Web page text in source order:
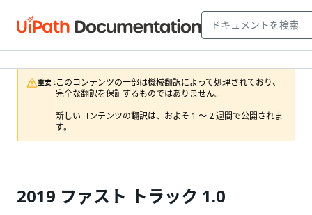
重要 :このコンテンツの一部は機械翻訳によって処理されており、
完全な翻訳を保証するものではありません。
新しいコンテンツの翻訳は、およそ 1 ～ 2 週間で公開されま
す。
2019 ファスト トラック 1.0